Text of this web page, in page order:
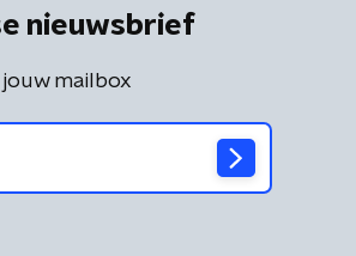
nieuwsbrief
jouw mailbox